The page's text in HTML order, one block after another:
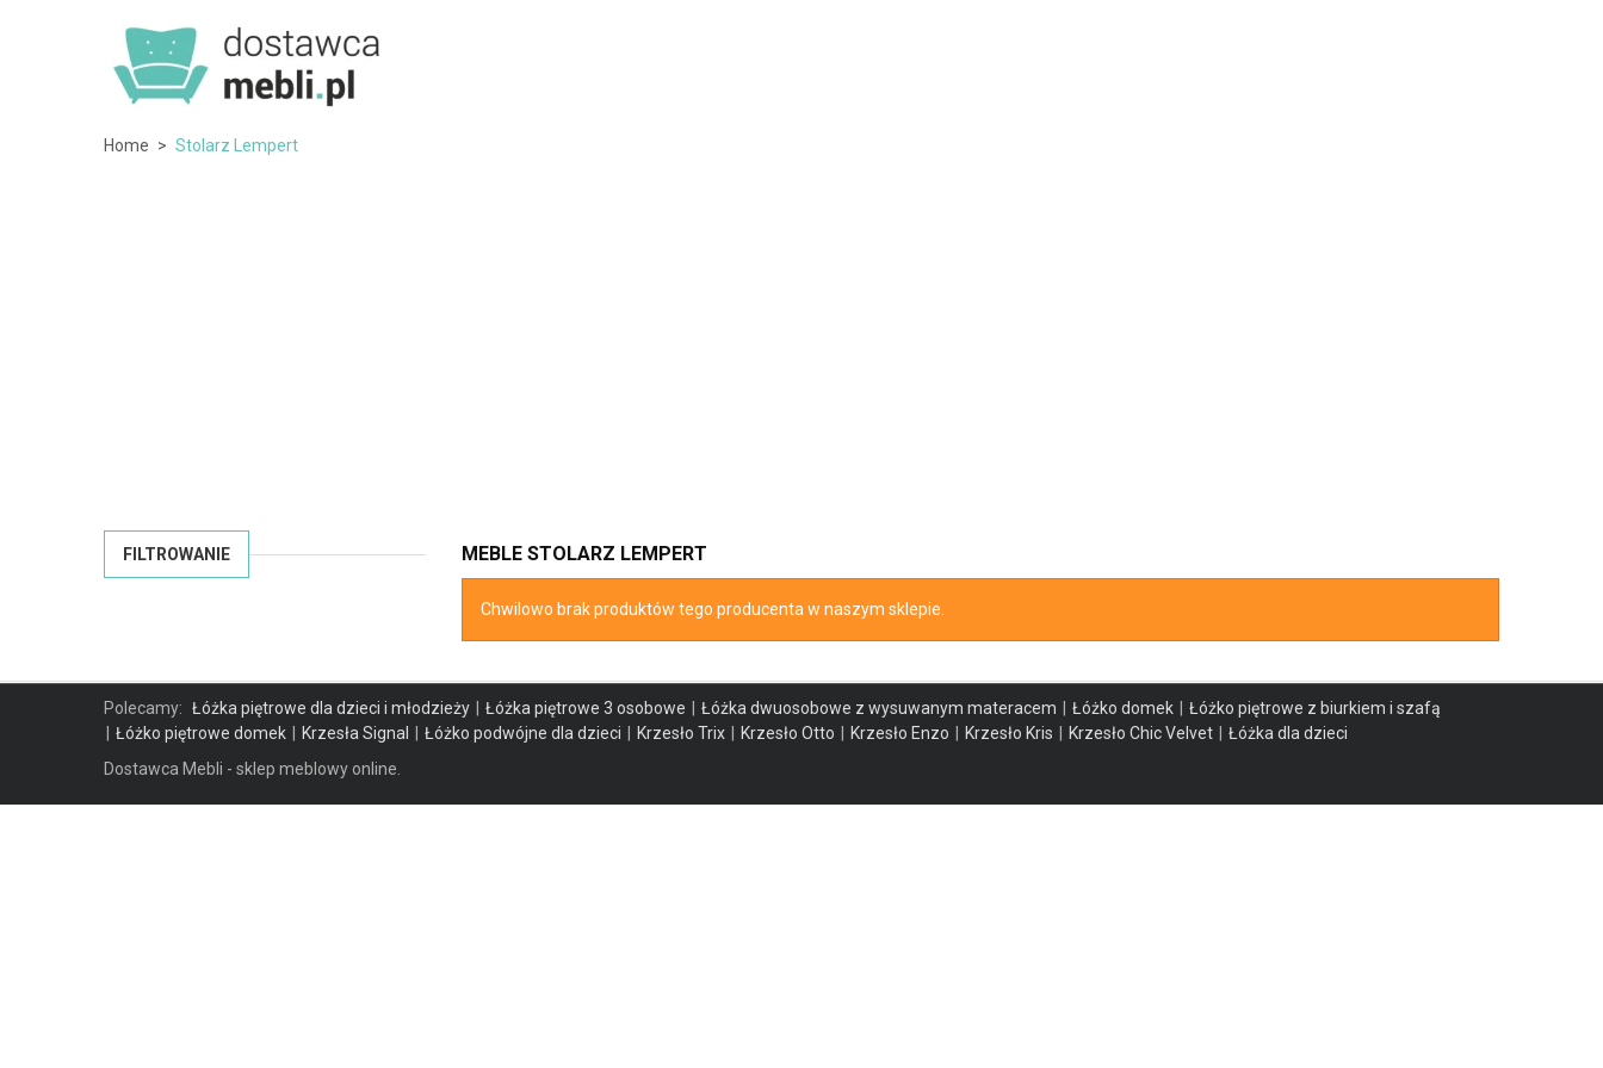
Home > Stolarz Lempert
FILTROWANIE MEBLE STOLARZ LEMPERT
Chwilowo brak produktów tego producenta w naszym sklepie.
Polecamy: Łóżka piętrowe dla dzieci i młodzieży Łóżka piętrowe 3 osobowe Łóżka dwuosobowe z wysuwanym materacem Łóżko domek
Łóżko piętrowe z biurkiem i szafą
Łóżko piętrowe domek
Krzesła Signal Łóżko podwójne dla dzieci Krzesło Trix Krzesło Otto Krzesło Enzo Krzesło Kris Krzesło Chic Velvet
Łóżka dla dzieci
Dostawca Mebli - sklep meblowy online.